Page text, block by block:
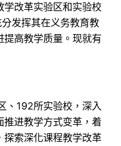
学改革实验区和实验校
发挥其在义务教育教
提高教学质量。现就有
、192所实验校，深入
推进教学方式变革，着
探索深化课程教学改革